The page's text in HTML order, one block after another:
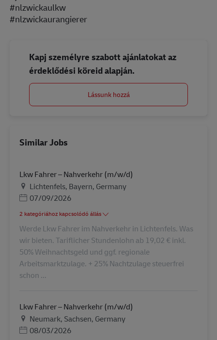
#nlzwickaulkw
#nlzwickaurangierer
Kapj személyre szabott ajánlatokat az
érdeklődési köreid alapján.
Lássunk hozzá
Similar Jobs
Lkw Fahrer – Nahverkehr (m/w/d)
Helyszín
Lichtenfels, Bayern, Germany
Posted Date
07/09/2026
2 kategóriához kapcsolódó állás
Werde Lkw Fahrer im Nahverkehr in Lichtenfels. Was
wir bieten. Tariflicher Stundenlohn ab 19,02 € inkl.
50% Weihnachtsgeld und ggf. regionale
Arbeitsmarktzulage. + 25% Nachtzulage steuerfrei
schon ...
Lkw Fahrer – Nahverkehr (m/w/d)
Helyszín
Neumark, Sachsen, Germany
Posted Date
08/03/2026